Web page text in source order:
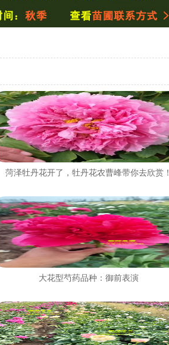
菏泽牡丹花开了，牡丹花农曹峰带你去欣赏！
大花型芍药品种：御前表演